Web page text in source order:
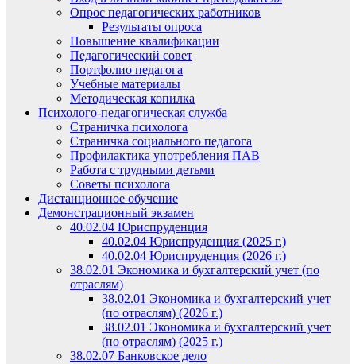
Опрос педагогических работников
Результаты опроса
Повышение квалификации
Педагогический совет
Портфолио педагога
Учебные материалы
Методическая копилка
Психолого-педагогическая служба
Страничка психолога
Страничка социального педагога
Профилактика употребления ПАВ
Работа с трудными детьми
Советы психолога
Дистанционное обучение
Демонстрационный экзамен
40.02.04 Юриспруденция
40.02.04 Юриспруденция (2025 г.)
40.02.04 Юриспруденция (2026 г.)
38.02.01 Экономика и бухгалтерский учет (по
отраслям)
38.02.01 Экономика и бухгалтерский учет
(по отраслям) (2026 г.)
38.02.01 Экономика и бухгалтерский учет
(по отраслям) (2025 г.)
38.02.07 Банковское дело